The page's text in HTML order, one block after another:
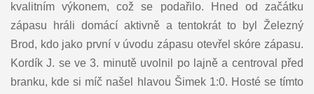
kvalitním výkonem, což se podařilo. Hned od začátku
zápasu hráli domácí aktivně a tentokrát to byl Železný
Brod, kdo jako první v úvodu zápasu otevřel skóre zápasu.
Kordík J. se ve 3. minutě uvolnil po lajně a centroval před
branku, kde si míč našel hlavou Šimek 1:0. Hosté se tímto